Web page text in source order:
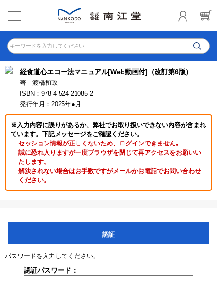
キーワードを入力してください
経食道心エコー法マニュアル[Web動画付]（改訂第6版）
著 渡橋和政
ISBN：978-4-524-21085-2
発行年月：2025年●月
※入力内容に誤りがあるか、弊社でお取り扱いできない内容が含まれ
ています。下記メッセージをご確認ください。
セッション情報が正しくないため、ログインできません｡
誠に恐れ入りますが一度ブラウザを閉じて再アクセスをお願いい
たします。
解決されない場合はお手数ですがメールかお電話でお問い合わせ
ください。
認証
パスワードを入力してください。
認証パスワード：